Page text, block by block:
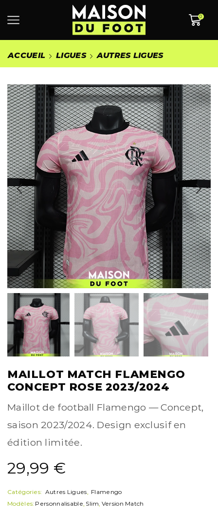
0
ACCUEIL LIGUES AUTRES LIGUES
MAILLOT MATCH FLAMENGO
CONCEPT ROSE 2023/2024
Maillot de football Flamengo — Concept,
saison 2023/2024. Design exclusif en
édition limitée.
29,99 €
Catégories: Autres Ligues, Flamengo
Modèles: Personnalisable, Slim, Version Match